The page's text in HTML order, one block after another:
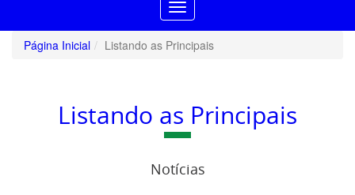
Toggle
navigation
Página Inicial
Listando as Principais
Listando as Principais
Notícias